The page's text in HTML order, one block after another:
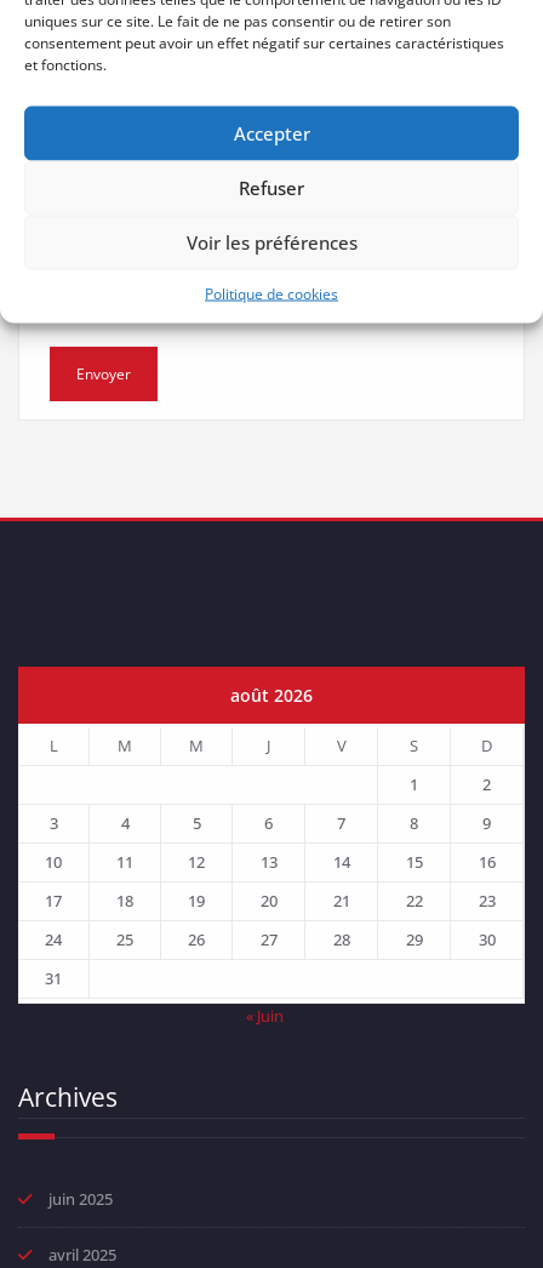
uniques sur ce site. Le fait de ne pas consentir ou de retirer son
consentement peut avoir un effet négatif sur certaines caractéristiques
et fonctions.
Accepter
Refuser
Voir les préférences
Politique de cookies
Votre message
août 2026
L M M J V S
D
1
2
3
4 5 6 7 8
9
10
11 12 13 14 15
16
17
18 19 20 21 22
23
24
25 26 27 28 29
30
31
« Juin
Archives
juin 2025
avril 2025